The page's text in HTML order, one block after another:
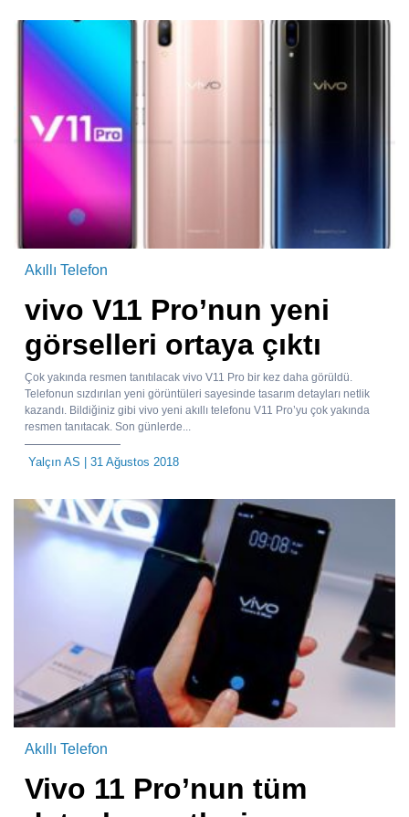
Akıllı Telefon
vivo V11 Pro’nun yeni
görselleri ortaya çıktı
Çok yakında resmen tanıtılacak vivo V11 Pro bir kez daha görüldü.
Telefonun sızdırılan yeni görüntüleri sayesinde tasarım detayları netlik
kazandı. Bildiğiniz gibi vivo yeni akıllı telefonu V11 Pro’yu çok yakında
resmen tanıtacak. Son günlerde...
Yalçın AS | 31 Ağustos 2018
Akıllı Telefon
Vivo 11 Pro’nun tüm